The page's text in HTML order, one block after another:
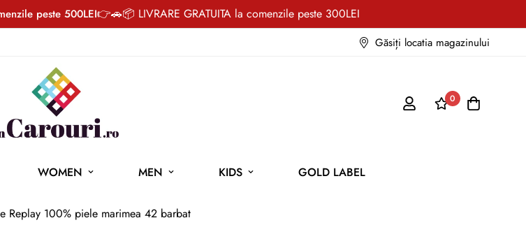
peste 500LEI👉🚗📦 LIVRARE GRATUITA la comenzile peste 300LEI
Găsiți locatia magazinului
0
WOMEN MEN KIDS GOLD LABEL
Replay 100% piele marimea 42 barbat